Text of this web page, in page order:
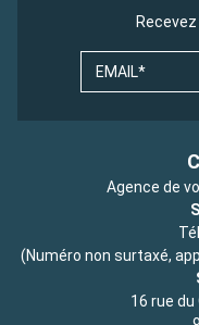
EMAIL*
Agence de
(Numéro non surtaxé,
16 rue du